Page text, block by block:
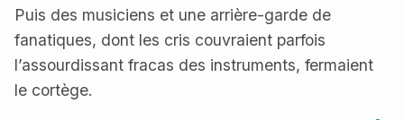
Puis des musiciens et une arrière-garde de
fanatiques, dont les cris couvraient parfois
l’assourdissant fracas des instruments, fermaient
le cortège.